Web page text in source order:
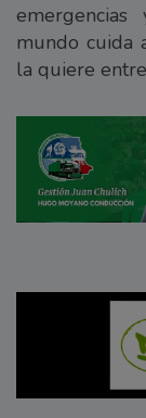
mundo cuida
la quiere